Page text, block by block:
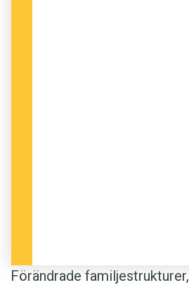
Förändrade familjestrukturer,